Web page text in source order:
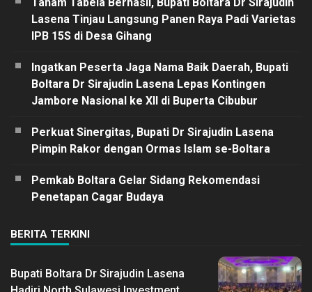
Lasena Tinjau Langsung Panen Raya Padi Varietas
IPB 15S di Desa Gihang
Ingatkan Peserta Jaga Nama Baik Daerah, Bupati
Boltara Dr Sirajudin Lasena Lepas Kontingen
Jambore Nasional ke XII di Buperta Cibubur
Perkuat Sinergitas, Bupati Dr Sirajudin Lasena
Pimpin Rakor dengan Ormas Islam se-Boltara
Pemkab Boltara Gelar Sidang Rekomendasi
Penetapan Cagar Budaya
BERITA TERKINI
Bupati Boltara Dr Sirajudin Lasena